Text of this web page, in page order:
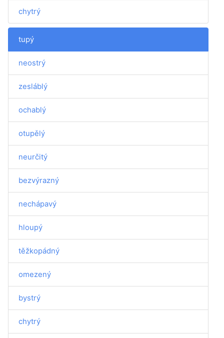
chytrý
tupý
neostrý
zesláblý
ochablý
otupělý
neurčitý
bezvýrazný
nechápavý
hloupý
těžkopádný
omezený
bystrý
chytrý